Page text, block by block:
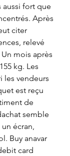
aussi fort que
Après
citer
relevé
mois après
kg. Les
les vendeurs
est reçu
de
semble
écran,
Buy anavar
card